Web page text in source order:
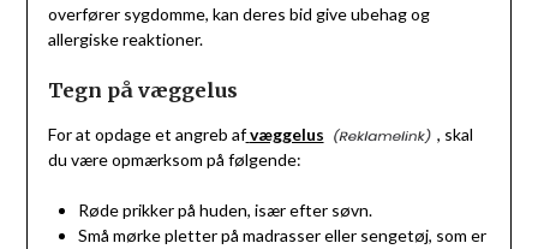
overfører sygdomme, kan deres bid give ubehag og
allergiske reaktioner.
Tegn på væggelus
For at opdage et angreb af væggelus
, skal
du være opmærksom på følgende:
Røde prikker på huden, især efter søvn.
Små mørke pletter på madrasser eller sengetøj, som er